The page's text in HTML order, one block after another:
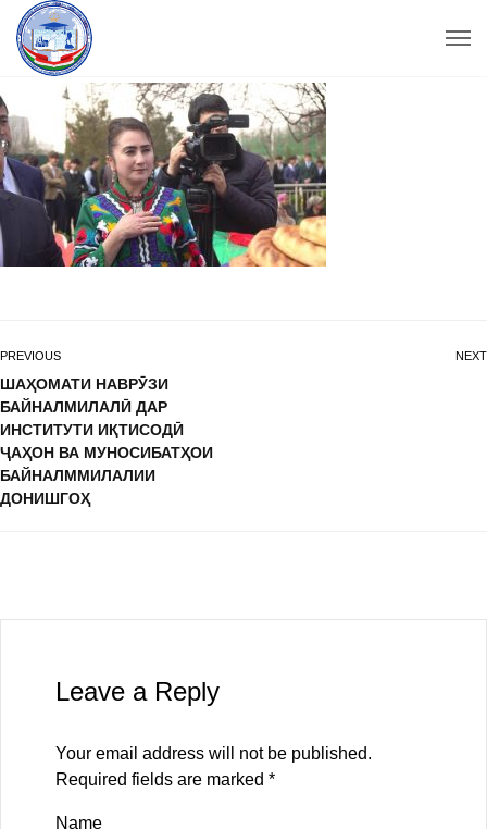
PREVIOUS
ШАҲОМАТИ НАВРӮЗИ
БАЙНАЛМИЛАЛӢ ДАР
ИНСТИТУТИ ИҚТИСОДӢ
ҶАҲОН ВА МУНОСИБАТҲОИ
БАЙНАЛММИЛАЛИИ
ДОНИШГОҲ
NEXT
Leave a Reply
Your email address will not be published.
Required fields are marked *
Name